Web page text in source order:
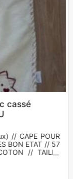
cassé
// CAPE POUR
BON ETAT // 57
// TAILLE